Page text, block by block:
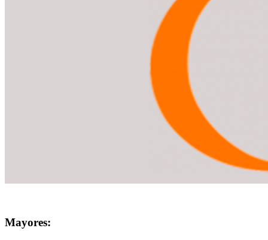
Mayores: